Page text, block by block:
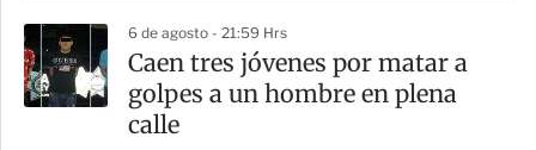
6 de agosto - 21:59 Hrs
Caen tres jóvenes por matar a
golpes a un hombre en plena
calle